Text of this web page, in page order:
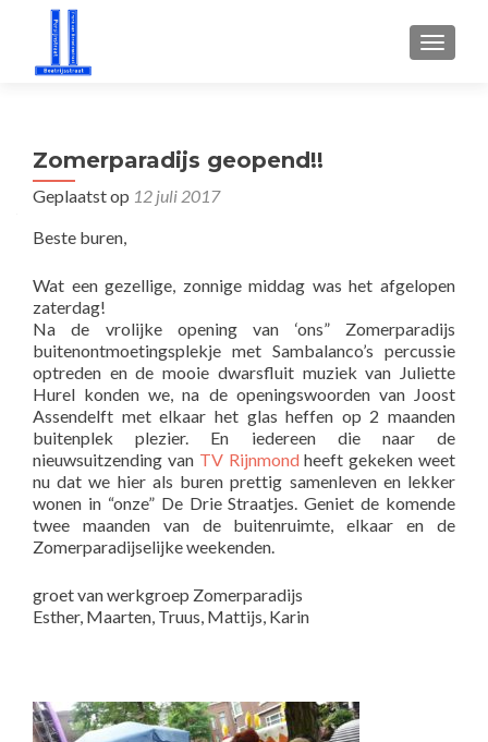
Zomerparadijs geopend!!
Geplaatst op 12 juli 2017
Beste buren,
Wat een gezellige, zonnige middag was het afgelopen
zaterdag!
Na de vrolijke opening van ‘ons” Zomerparadijs
buitenontmoetingsplekje met Sambalanco’s percussie
optreden en de mooie dwarsfluit muziek van Juliette
Hurel konden we, na de openingswoorden van Joost
Assendelft met elkaar het glas heffen op 2 maanden
buitenplek plezier. En iedereen die naar de
nieuwsuitzending van TV Rijnmondheeft gekeken weet
nu dat we hier als buren prettig samenleven en lekker
wonen in “onze” De Drie Straatjes. Geniet de komende
twee maanden van de buitenruimte, elkaar en de
Zomerparadijselijke weekenden.
groet van werkgroep Zomerparadijs
Esther, Maarten, Truus, Mattijs, Karin